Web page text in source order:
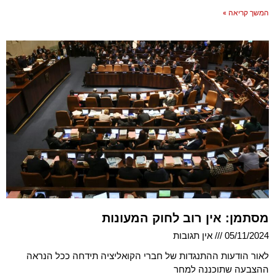
המשך קריאה »
מסתמן: אין רוב לחוק המעונות
05/11/2024
אין תגובות
לאור הודעות ההתנגדות של חברי הקואליציה תידחה ככל הנראה
ההצבעה שתוכננה למחר